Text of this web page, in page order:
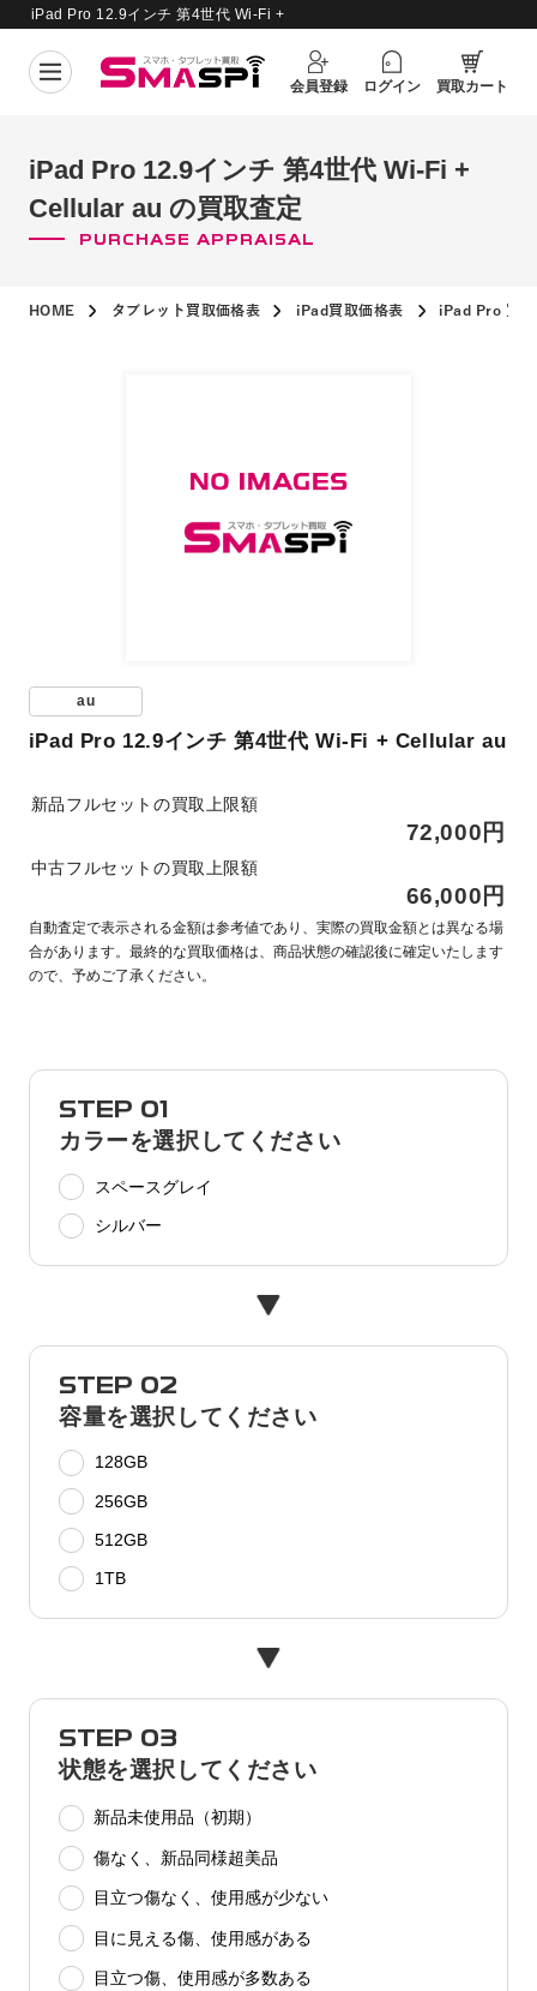
iPad Pro 12.9インチ 第4世代 Wi-Fi +
会員登録 ログイン 買取カート
iPad Pro 12.9インチ 第4世代 Wi-Fi +
Cellular au の買取査定
PURCHASE APPRAISAL
HOME タブレット買取価格表 iPad買取価格表 iPad Pro 買
au
iPad Pro 12.9インチ 第4世代 Wi-Fi + Cellular au
新品フルセットの買取上限額
72,000円
中古フルセットの買取上限額
66,000円
自動査定で表示される金額は参考値であり、実際の買取金額とは異なる場
合があります。最終的な買取価格は、商品状態の確認後に確定いたします
ので、予めご了承ください。
STEP 01
カラーを選択してください
スペースグレイ
シルバー
STEP 02
容量を選択してください
128GB
256GB
512GB
1TB
STEP 03
状態を選択してください
新品未使用品（初期）
傷なく、新品同様超美品
目立つ傷なく、使用感が少ない
目に見える傷、使用感がある
目立つ傷、使用感が多数ある